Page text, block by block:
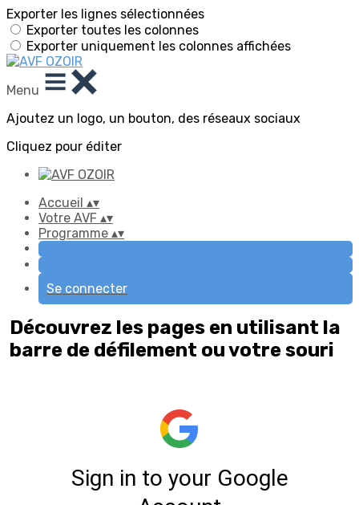
Exporter les lignes sélectionnées
Exporter toutes les colonnes
Exporter uniquement les colonnes affichées
Menu
Ajoutez un logo, un bouton, des réseaux sociaux
Cliquez pour éditer
Accueil ▴▾
Votre AVF ▴▾
Programme ▴▾
Se connecter
Découvrez les pages en utilisant la
barre de défilement ou votre souri